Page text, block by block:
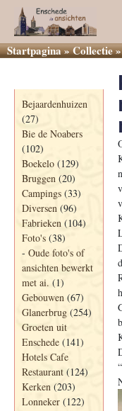
Startpagina»Collectie
Bejaardenhuizen
(27)
Bie de Noabers
(102)
Boekelo (129)
Bruggen (20)
Campings (33)
Diversen (96)
Fabrieken (104)
Foto's (38)
- Oude foto's of
ansichten bewerkt
met ai. (1)
Gebouwen (67)
Glanerbrug (254)
Groeten uit
Enschede (141)
Hotels Cafe
Restaurant (124)
Kerken (203)
Lonneker (122)